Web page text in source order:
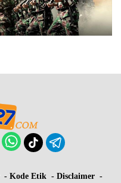
Kode Etik Disclaimer